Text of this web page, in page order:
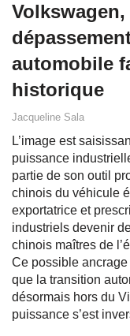
automobile
historique
Jacqueline Sala
L’image est
puissance
partie de son outil
chinois du véhicule
exportatrice et
industriels devenir
chinois maîtres de
Ce possible
que la transition
désormais hors du
puissance s’est